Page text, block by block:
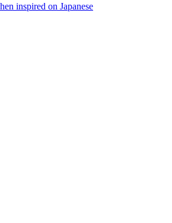
inspired on Japanese